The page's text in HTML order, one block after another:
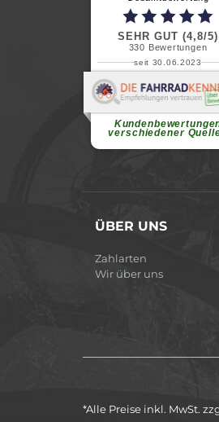
SEHR GUT (4,8/5)
330 Bewertungen
seit 30.06.2023
verschiedener
Renate H.
Vielen Dank für ein herzliches
ÜBER UNS
Zahlarten
Wir über uns
*Alle Preise inkl. MwSt.